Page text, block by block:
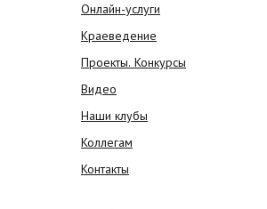
Онлайн-услуги
Краеведение
Проекты. Конкурсы
Видео
Наши клубы
Коллегам
Контакты